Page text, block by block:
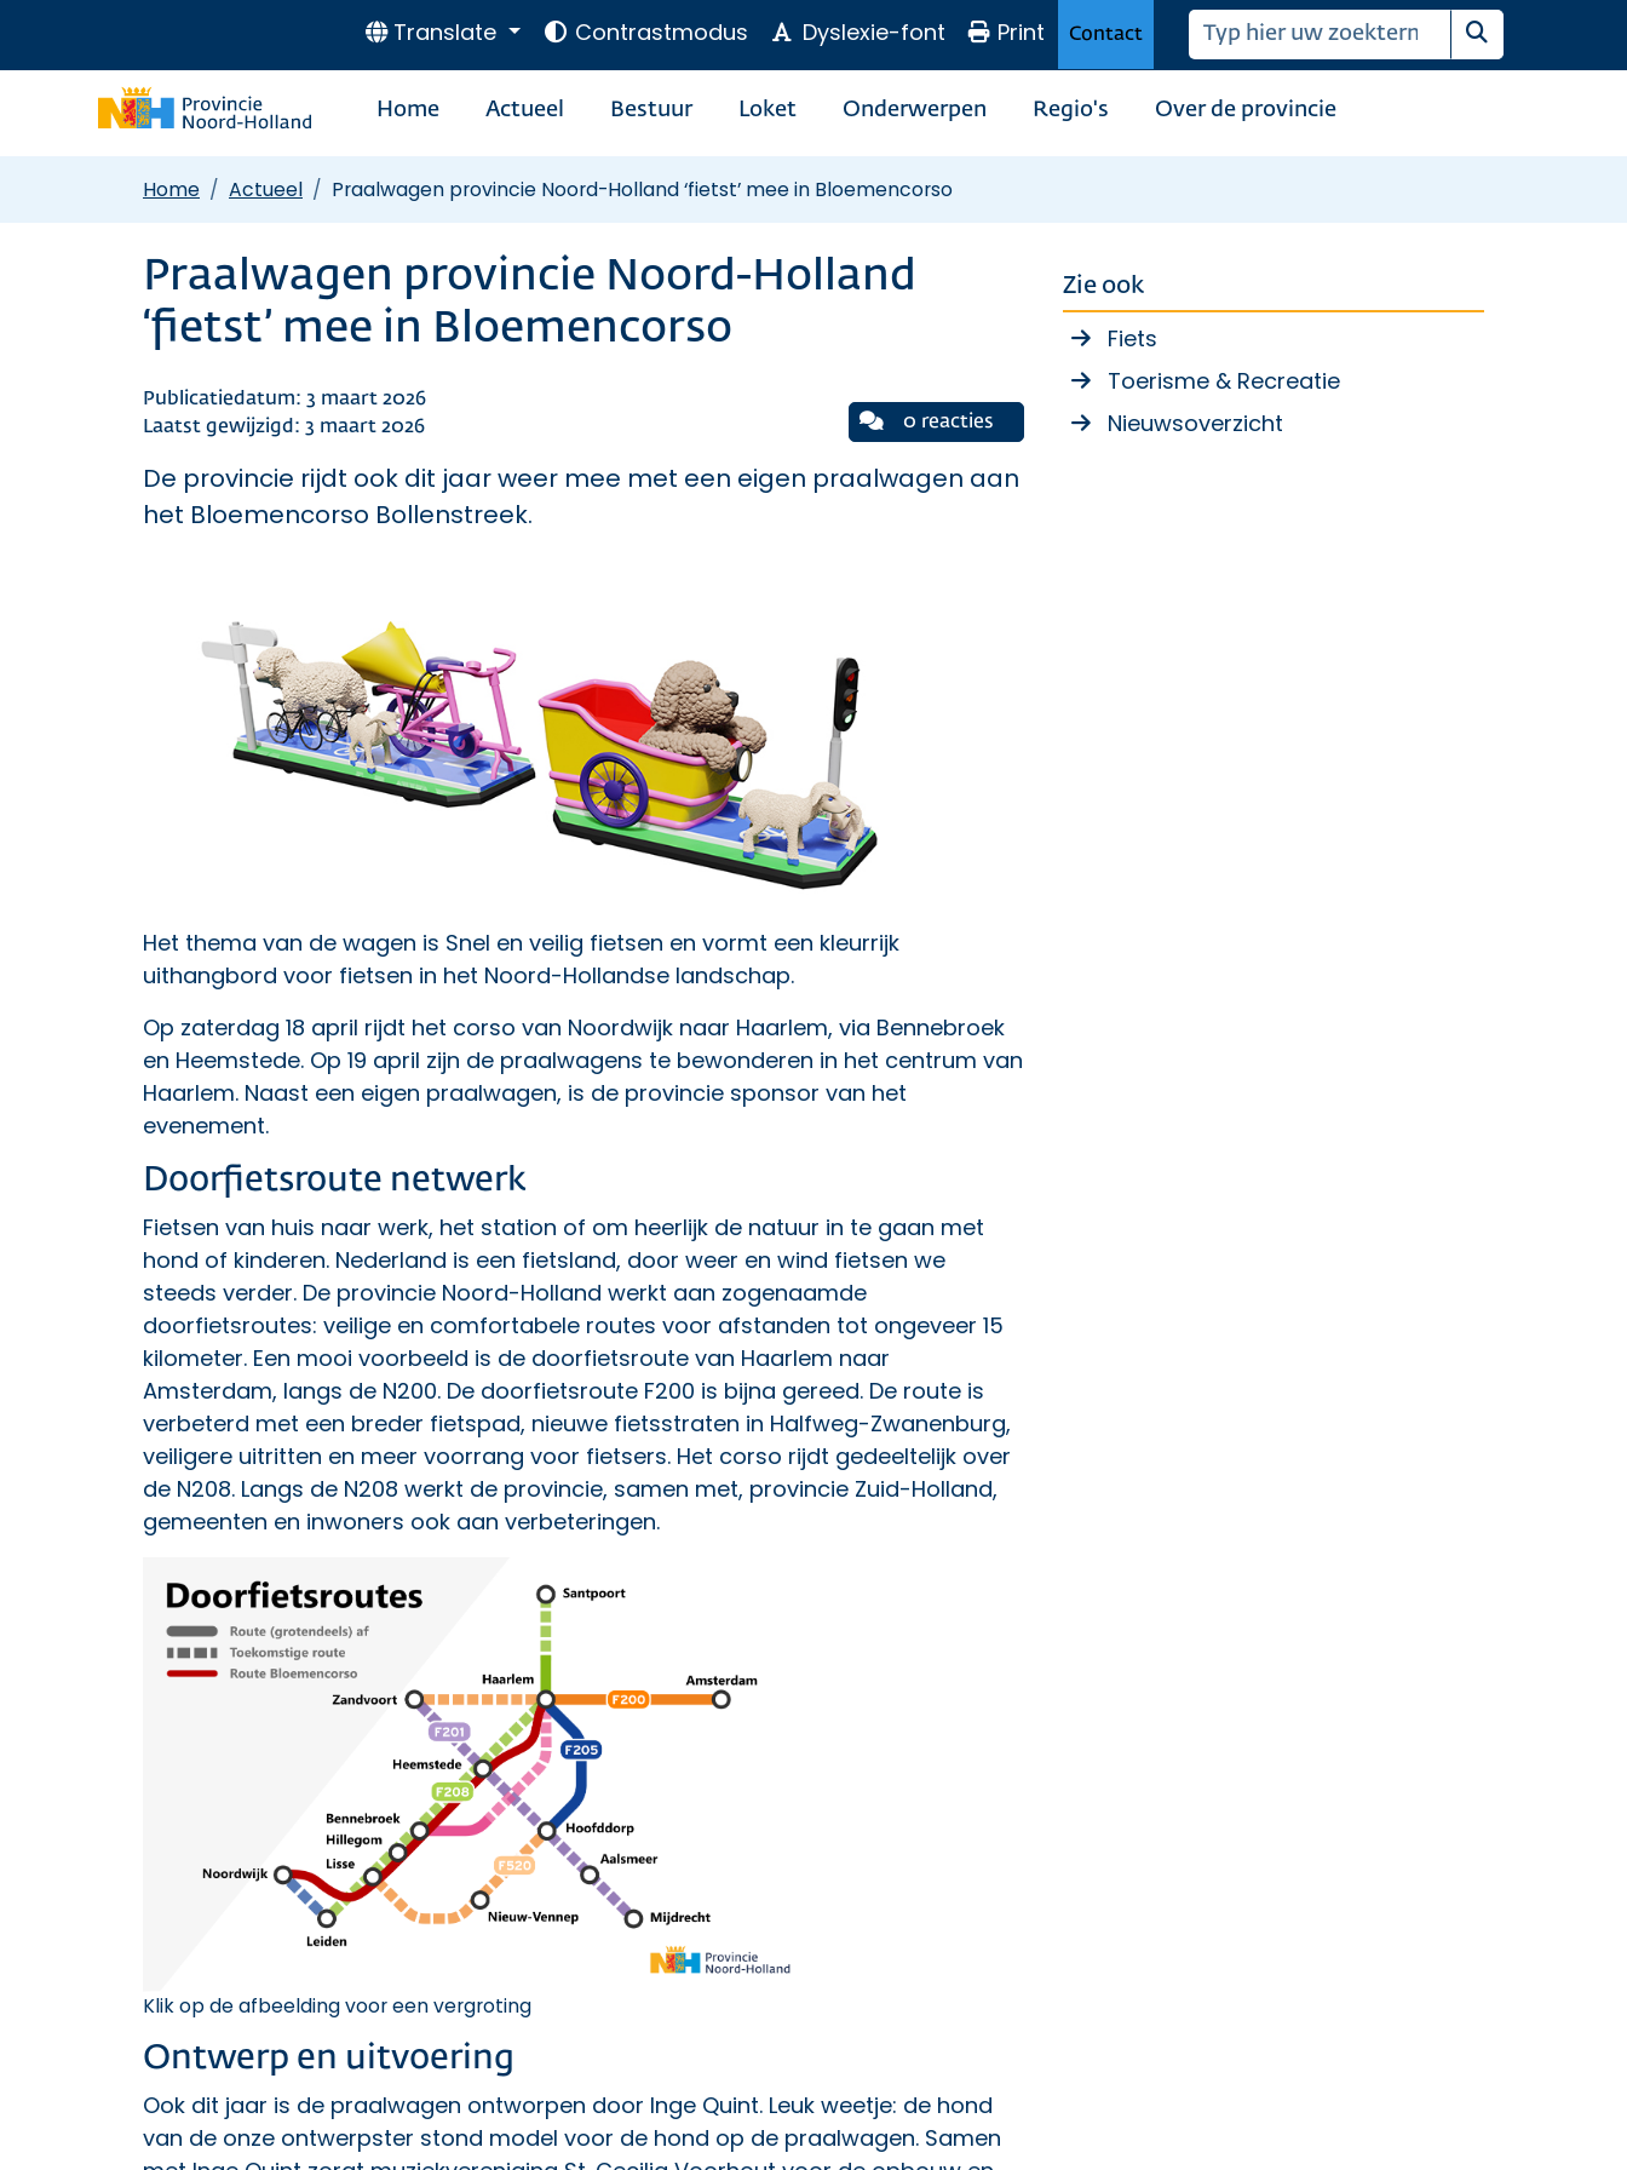
Translate Contrastmodus Dyslexie-font Print Contact
Zoeken
Home Actueel Bestuur Loket Onderwerpen Regio's Over de provincie
Home Actueel Praalwagen provincie Noord-Holland ‘fietst’ mee in Bloemencorso
Praalwagen provincie Noord-Holland
‘fietst’ mee in Bloemencorso
Publicatiedatum: 3 maart 2026
Laatst gewijzigd: 3 maart 2026
0 reacties
De provincie rijdt ook dit jaar weer mee met een eigen praalwagen aan
het Bloemencorso Bollenstreek.
Het thema van de wagen is Snel en veilig fietsen en vormt een kleurrijk
uithangbord voor fietsen in het Noord-Hollandse landschap.
Op zaterdag 18 april rijdt het corso van Noordwijk naar Haarlem, via Bennebroek
en Heemstede. Op 19 april zijn de praalwagens te bewonderen in het centrum van
Haarlem. Naast een eigen praalwagen, is de provincie sponsor van het
evenement.
Doorfietsroute netwerk
Fietsen van huis naar werk, het station of om heerlijk de natuur in te gaan met
hond of kinderen. Nederland is een fietsland, door weer en wind fietsen we
steeds verder. De provincie Noord-Holland werkt aan zogenaamde
doorfietsroutes: veilige en comfortabele routes voor afstanden tot ongeveer 15
kilometer. Een mooi voorbeeld is de doorfietsroute van Haarlem naar
Amsterdam, langs de N200. De doorfietsroute F200 is bijna gereed. De route is
verbeterd met een breder fietspad, nieuwe fietsstraten in Halfweg-Zwanenburg,
veiligere uitritten en meer voorrang voor fietsers. Het corso rijdt gedeeltelijk over
de N208. Langs de N208 werkt de provincie, samen met, provincie Zuid-Holland,
gemeenten en inwoners ook aan verbeteringen.
Klik op de afbeelding voor een vergroting
Ontwerp en uitvoering
Ook dit jaar is de praalwagen ontworpen door Inge Quint. Leuk weetje: de hond
van de onze ontwerpster stond model voor de hond op de praalwagen. Samen
Zie ook
Fiets
Toerisme & Recreatie
Nieuwsoverzicht